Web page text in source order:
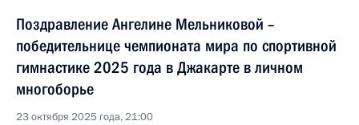
Поздравление Ангелине Мельниковой –
победительнице чемпионата мира по спортивной
гимнастике 2025 года в Джакарте в личном
многоборье
23 октября 2025 года, 21:00